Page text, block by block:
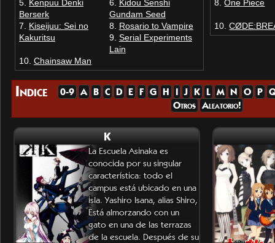
Kenpuu Denki
Berserk
Kidou Senshi
Gundam Seed
Kiseijuu: Sei no
Kakuritsu
Rosario to Vampire
Serial Experiments
Lain
Chainsaw Man
One Piece
Indice 0-9 A B C D E F G H I J K L M N O P
Otros Aleatorio!
K
La Escuela Asinaka es
conocida por su singular
característica: todo el
campus está ubicado en una
isla. Yashiro Isana, alias Shiro,
Está almorzando con un
gato en una de las terrazas
de la escuela. Después de su